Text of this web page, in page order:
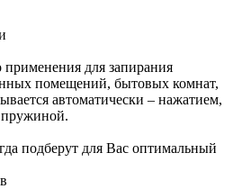
для запирания
помещений, бытовых комнат,
автоматически – нажатием,
подберут для Вас оптимальный